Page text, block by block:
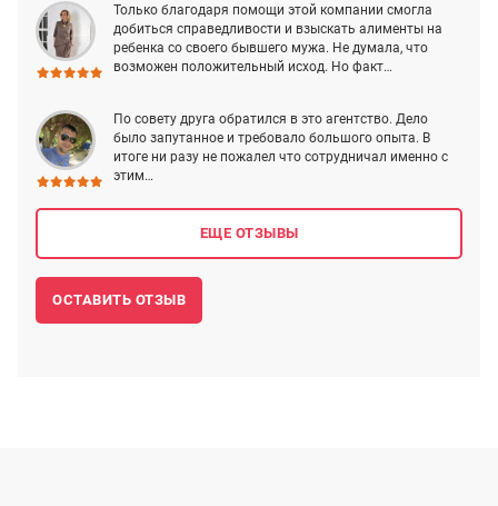
Только благодаря помощи этой компании смогла
добиться справедливости и взыскать алименты на
ребенка со своего бывшего мужа. Не думала, что
возможен положительный исход. Но факт…
По совету друга обратился в это агентство. Дело
было запутанное и требовало большого опыта. В
итоге ни разу не пожалел что сотрудничал именно с
этим…
ЕЩЕ ОТЗЫВЫ
ОСТАВИТЬ ОТЗЫВ